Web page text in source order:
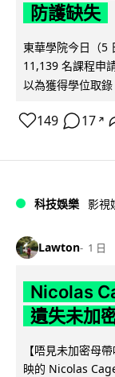
防護缺失
東華學院今日（5
11,139 名課程申
以為獲得學位取
149 17 ↗
科技娛樂 影視
Lawton 1 日
Nicolas
遺失未加
【唔見未加密母
映的 Nicolas